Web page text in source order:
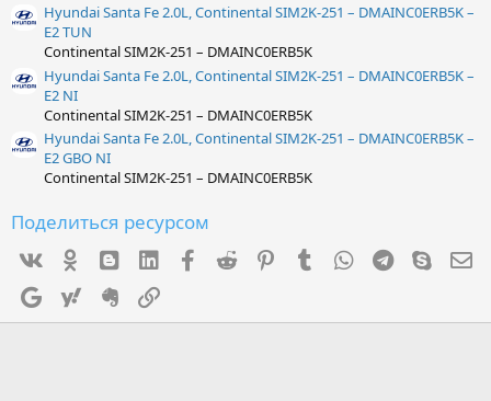
Hyundai Santa Fe 2.0L, Continental SIM2K-251 – DMAINC0ERB5K –
E2 TUN
Continental SIM2K-251 – DMAINC0ERB5K
Hyundai Santa Fe 2.0L, Continental SIM2K-251 – DMAINC0ERB5K –
E2 NI
Continental SIM2K-251 – DMAINC0ERB5K
Hyundai Santa Fe 2.0L, Continental SIM2K-251 – DMAINC0ERB5K –
E2 GBO NI
Continental SIM2K-251 – DMAINC0ERB5K
Поделиться ресурсом
Ok mes_blogger
Linked InFacebook
Reddit PinterestTumblr WhatsAppTelegram
Skype
Google Yahoo Evernote